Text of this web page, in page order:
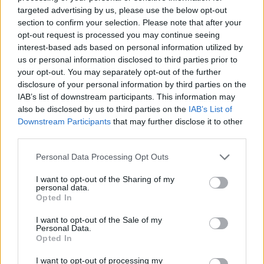
targeted advertising by us, please use the below opt-out
section to confirm your selection. Please note that after your
opt-out request is processed you may continue seeing
interest-based ads based on personal information utilized by
us or personal information disclosed to third parties prior to
your opt-out. You may separately opt-out of the further
disclosure of your personal information by third parties on the
IAB’s list of downstream participants. This information may
also be disclosed by us to third parties on the IAB’s List of
Downstream Participants that may further disclose it to other
Please note that this website/app uses one or more Google
not limited to your visit or usage behaviour. You may click to
grant or deny consent to Google and its third-party tags to
use your data for below specified purposes in below Google
consent section.
Personal Data Processing Opt Outs
I want to opt-out of the Sharing of my
personal data.
Opted In
I want to opt-out of the Sale of my
Personal Data.
Opted In
I want to opt-out of processing my
Επιστράτευση γιατρών: Αυτό είναι το ΦΕΚ - Δείτε
το φύλλο πορείας [vid & pics]
Γρηγόρης
Νιάκας